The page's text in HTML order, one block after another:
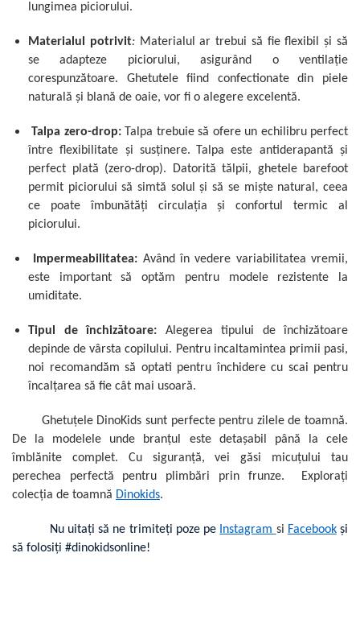
lungimea piciorului.
Materialul potrivit:Materialul ar trebui să fie flexibil și să
se adapteze piciorului, asigurând o ventilație
corespunzătoare. Ghetutele fiind confectionate din piele
naturală şi blană de oaie, vor fi o alegere excelentă.
Talpa zero-drop:Talpa trebuie să ofere un echilibru perfect
între flexibilitate și susținere.
Talpa este antiderapantă şi
perfect plată (zero-drop). Datorită tălpii, ghetele barefoot
permit piciorului să simtă solul și să se miște natural, ceea
ce poate îmbunătăți circulația și confortul termic al
piciorului.
Impermeabilitatea: Având în vedere variabilitatea vremii,
este important să optăm pentru modele rezistente la
umiditate.
Tipul de închizătoare: Alegerea tipului de închizătoare
depinde de vârsta copilului. Pentru incaltamintea primii pasi,
noi recomandăm să optati pentru închidere cu scai pentru
încalţarea să fie cât mai usoară.
Ghetuțele DinoKids sunt perfecte pentru zilele de toamnă.
De la modelele unde branţul este detaşabil
până la cele
îmblănite complet. Cu siguranță, vei găsi micuţului tau
perechea perfectă pentru plimbări prin frunze. Explorați
colecția de toamnă Dinokids.
Nu uitaţi să ne trimiteţi poze pe Instagram si Facebookşi
să folosiţi #dinokidsonline!